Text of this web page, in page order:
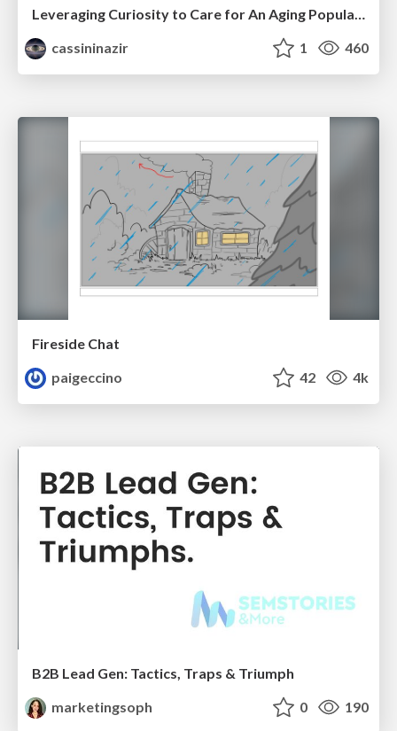
cassininazir
1 460
Fireside Chat
paigeccino
42 4k
B2B Lead Gen: Tactics, Traps & Triumph
marketingsoph
0 190